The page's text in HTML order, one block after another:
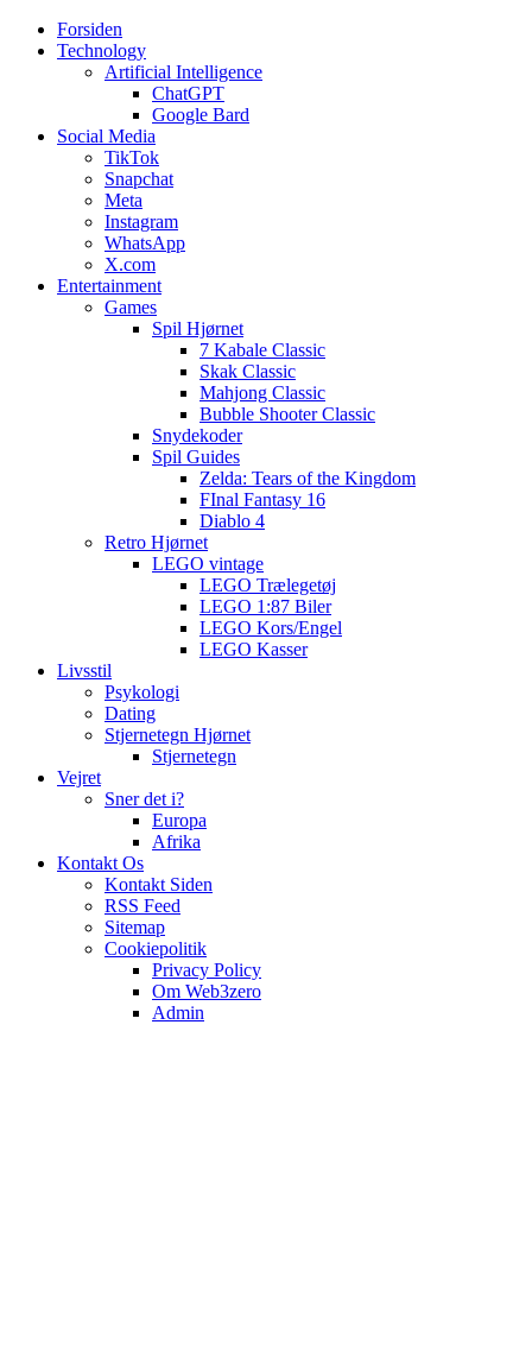
Web3zero.dk
Web3zero.dk
Forsiden
Technology
Artificial Intelligence
ChatGPT
Google Bard
Social Media
TikTok
Snapchat
Meta
Instagram
WhatsApp
X.com
Entertainment
Games
Spil Hjørnet
7 Kabale Classic
Skak Classic
Mahjong Classic
Bubble Shooter Classic
Snydekoder
Spil Guides
Zelda: Tears of the Kingdom
FInal Fantasy 16
Diablo 4
Retro Hjørnet
LEGO vintage
LEGO Trælegetøj
LEGO 1:87 Biler
LEGO Kors/Engel
LEGO Kasser
Livsstil
Psykologi
Dating
Stjernetegn Hjørnet
Stjernetegn
Vejret
Sner det i?
Europa
Afrika
Kontakt Os
Kontakt Siden
RSS Feed
Sitemap
Cookiepolitik
Privacy Policy
Om Web3zero
Admin